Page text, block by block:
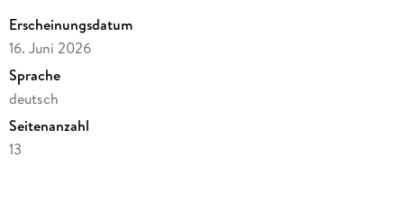
zeichneten Reiseszenen und Landschaften, Flora und Fauna
sowie erotische Bilder.
Erscheinungsdatum
16. Juni 2026
Sprache
deutsch
Seitenanzahl
13